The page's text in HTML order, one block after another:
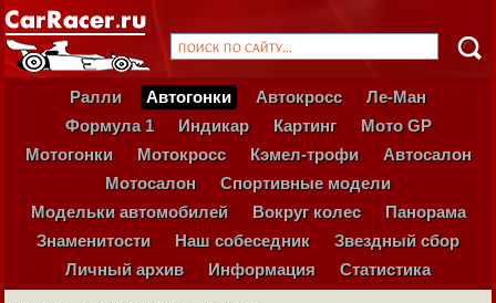
Ралли Автогонки Автокросс
Ле-Ман
Формула 1
Индикар Картинг
Мото GP
Мотогонки
Мотокросс Кэмел-трофи
Автосалон
Мотосалон
Спортивные модели
Модельки автомобилей
Вокруг колес
Панорама
Знаменитости
Наш собеседник
Звездный сбор
Личный архив
Информация Статистика